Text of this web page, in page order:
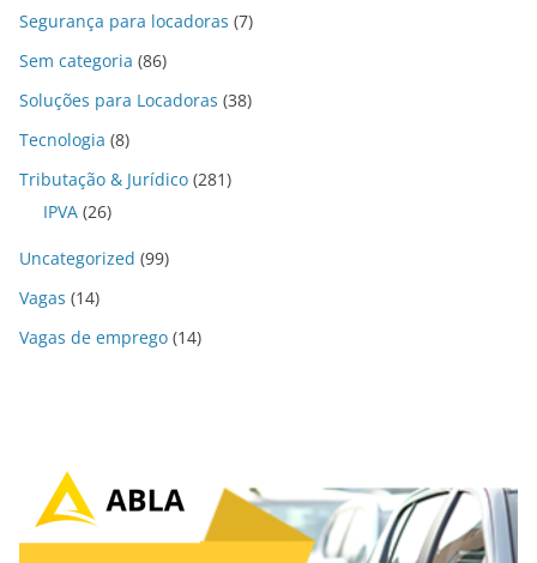
Segurança para locadoras (7)
Sem categoria (86)
Soluções para Locadoras (38)
Tecnologia (8)
Tributação & Jurídico (281)
IPVA (26)
Uncategorized (99)
Vagas (14)
Vagas de emprego (14)